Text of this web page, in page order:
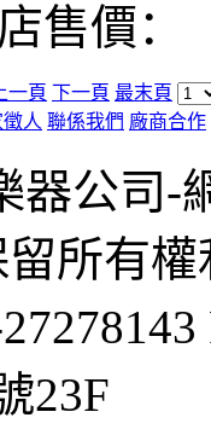
售價：
上一頁 下一頁 最末頁
人 聯係我們 廠商合作
器公司-
所有權
23F